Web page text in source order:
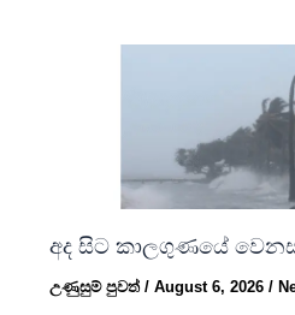
අද සිට කාලගුණයේ
උණුසුම් පුවත්/August 6, 2026/